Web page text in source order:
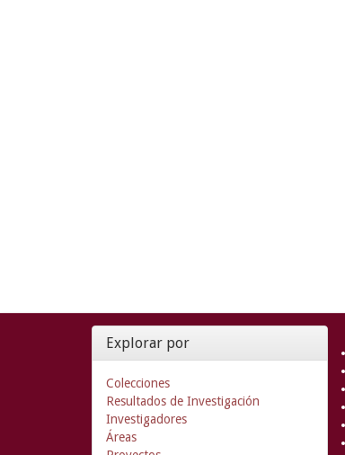
Explorar por
Colecciones
Resultados de Investigación
Investigadores
Áreas